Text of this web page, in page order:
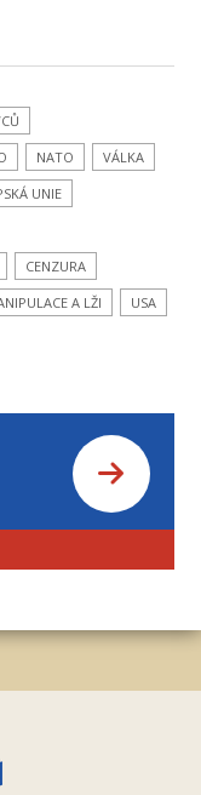
NATO
VÁLKA
UNIE
CENZURA
A LŽI
USA